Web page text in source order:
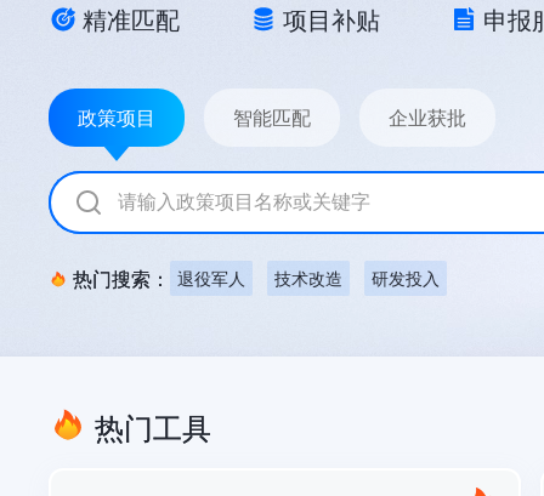
精准匹配 项目补贴 申报
政策项目 智能匹配 企业获批
热门搜索： 退役军人 技术改造 研发投入
热门工具